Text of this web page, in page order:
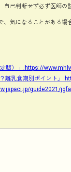
自己判断せず必ず医師の
気になることがある
版）」.https://
離乳食期別ポイント
guide2021/